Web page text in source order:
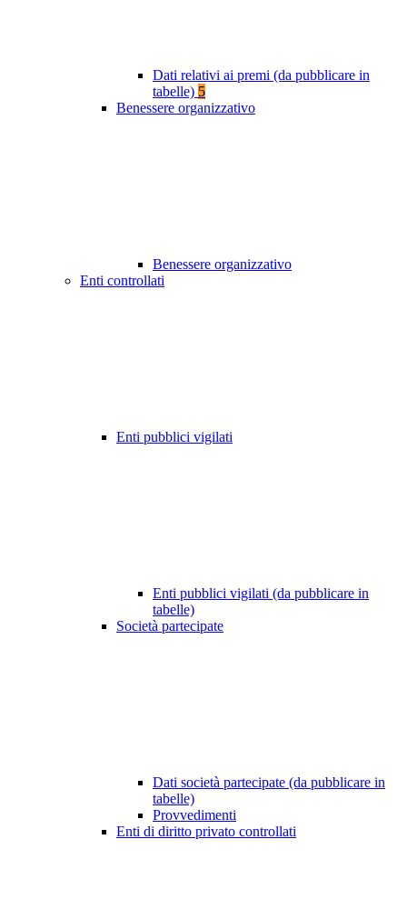
Dati relativi ai premi (da pubblicare in
tabelle) 5
Benessere organizzativo
Benessere organizzativo
Enti controllati
Enti pubblici vigilati
Enti pubblici vigilati (da pubblicare in
tabelle)
Società partecipate
Dati società partecipate (da pubblicare in
tabelle)
Provvedimenti
Enti di diritto privato controllati